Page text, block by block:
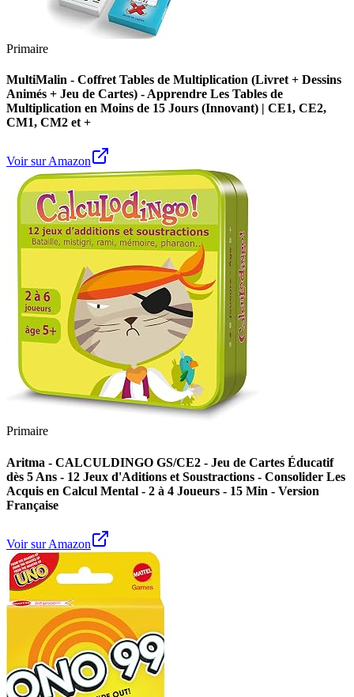
Primaire
MultiMalin - Coffret Tables de Multiplication (Livret + Dessins
Animés + Jeu de Cartes) - Apprendre Les Tables de
Multiplication en Moins de 15 Jours (Innovant) | CE1, CE2,
CM1, CM2 et +
Voir sur Amazon
Primaire
Aritma - CALCULDINGO GS/CE2 - Jeu de Cartes Éducatif
dès 5 Ans - 12 Jeux d'Aditions et Soustractions - Consolider Les
Acquis en Calcul Mental - 2 à 4 Joueurs - 15 Min - Version
Française
Voir sur Amazon